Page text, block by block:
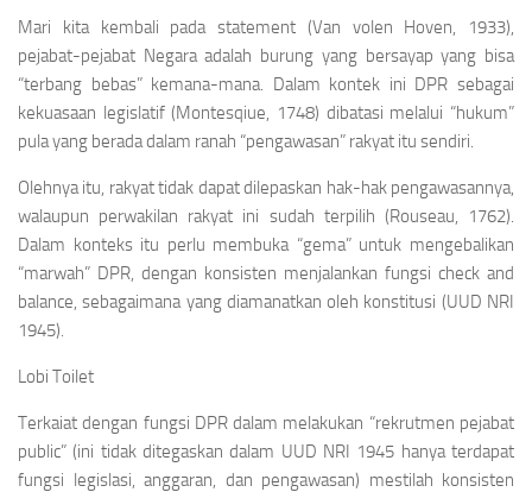
Mari kita kembali pada statement (Van volen Hoven, 1933),
pejabat-pejabat Negara adalah burung yang bersayap yang bisa
“terbang bebas” kemana-mana. Dalam kontek ini DPR sebagai
kekuasaan legislatif (Montesqiue, 1748) dibatasi melalui “hukum”
pula yang berada dalam ranah “pengawasan” rakyat itu sendiri.
Olehnya itu, rakyat tidak dapat dilepaskan hak-hak pengawasannya,
walaupun perwakilan rakyat ini sudah terpilih (Rouseau, 1762).
Dalam konteks itu perlu membuka “gema” untuk mengebalikan
“marwah” DPR, dengan konsisten menjalankan fungsi check and
balance, sebagaimana yang diamanatkan oleh konstitusi (UUD NRI
1945).
Lobi Toilet
Terkaiat dengan fungsi DPR dalam melakukan “rekrutmen pejabat
public” (ini tidak ditegaskan dalam UUD NRI 1945 hanya terdapat
fungsi legislasi, anggaran, dan pengawasan) mestilah konsisten